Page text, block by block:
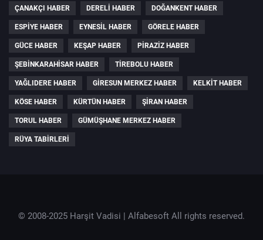
ÇANAKÇI HABER DERELI HABER DOĞANKENT HABER
ESPIYE HABER EYNESIL HABER GÖRELE HABER
GÜCE HABER KEŞAP HABER PIRAZIZ HABER
ŞEBINKARAHISAR HABER TIREBOLU HABER
YAĞLIDERE HABER GIRESUN MERKEZ HABER KELKIT HABER
KÖSE HABER KÜRTÜN HABER ŞIRAN HABER
TORUL HABER GÜMÜŞHANE MERKEZ HABER
RÜYA TABIRLERI
© 2008-2025 Harşit Vadisi | Alfabesoft All rights reserved.